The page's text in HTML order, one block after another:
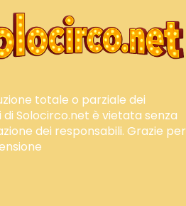
totale o parziale dei
Solocirco.net è vietata senza
dei responsabili. Grazie per